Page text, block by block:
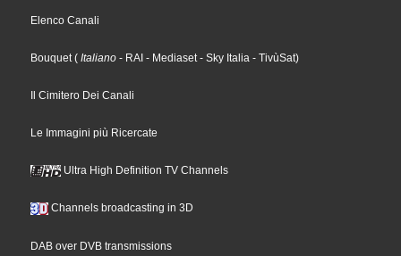
Elenco Canali
Bouquet ( Italiano - RAI - Mediaset - Sky Italia - TivùSat)
Il Cimitero Dei Canali
Le Immagini più Ricercate
Ultra High Definition TV Channels
Channels broadcasting in 3D
DAB over DVB transmissions